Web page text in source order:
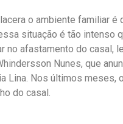
o ambiente familiar é
situação é tão intenso
no afastamento do casal,
Nunes, que
Lina. Nos últimos meses,
do casal.